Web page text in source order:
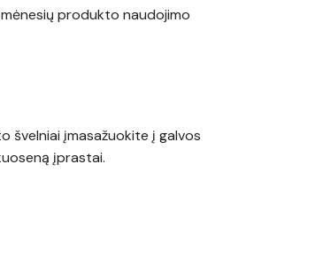
produkto naudojimo
švelniai įmasažuokite į galvos
įprastai.